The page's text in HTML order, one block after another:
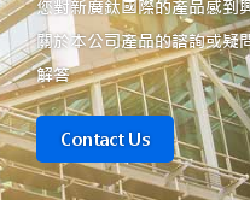
您對新廣鈦國際的產品感到
關於本公司產品的諮詢或疑
解答
Contact Us